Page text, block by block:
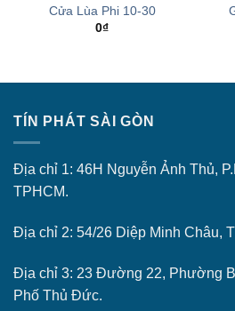
Cửa Lùa Phi 10-30
0₫
TÍN PHÁT SÀI GÒN
Địa chỉ 1: 46H Nguyễn Ảnh Thủ,
TPHCM.
Địa chỉ 2: 54/26 Diệp Minh Châu,
Địa chỉ 3: 23 Đường 22, Phường
Phố Thủ Đức.